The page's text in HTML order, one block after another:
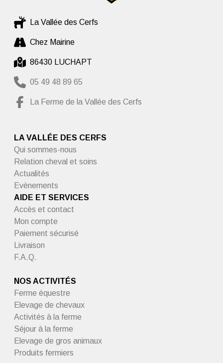
La Vallée des Cerfs
Chez Mairine
86430 LUCHAPT
05 49 48 89 65
La Ferme de la Vallée des Cerfs
LA VALLÉE DES CERFS
Qui sommes-nous
Relation cheval et soins
Actualités
Evènements
AIDE ET SERVICES
Accès et contact
Mon compte
Paiement sécurisé
Livraison
F.A.Q.
NOS ACTIVITÉS
Ferme équestre
Elevage de chevaux
Activités à la ferme
Séjour à la ferme
Elevage de gros animaux
Produits fermiers